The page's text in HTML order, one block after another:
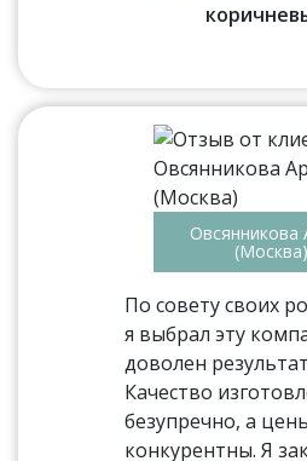
Овсянникова
(Москва)
По совету своих
я выбрал эту
доволен
Качество
безупречно, а
конкурентны. Я